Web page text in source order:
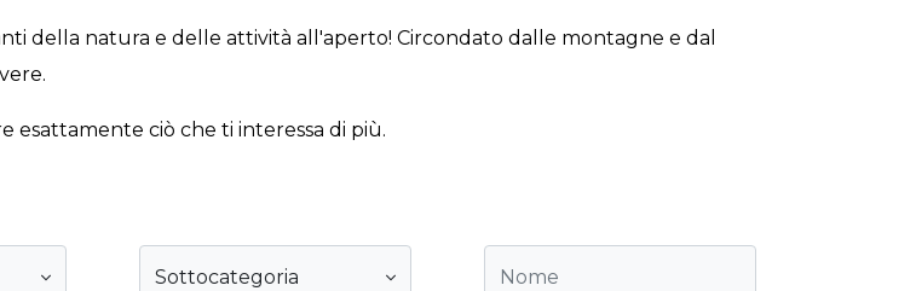
della natura e delle attività all'aperto! Circondato dalle montagne e dal
esattamente ciò che ti interessa di più.
Sottocategoria